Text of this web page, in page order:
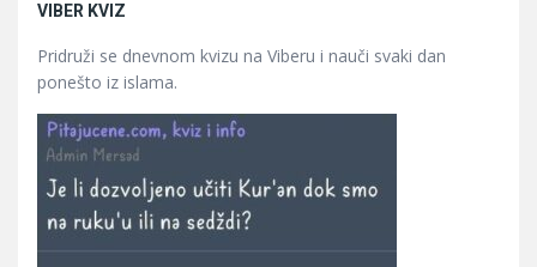
VIBER KVIZ
Pridruži se dnevnom kvizu na Viberu i nauči svaki dan
ponešto iz islama.